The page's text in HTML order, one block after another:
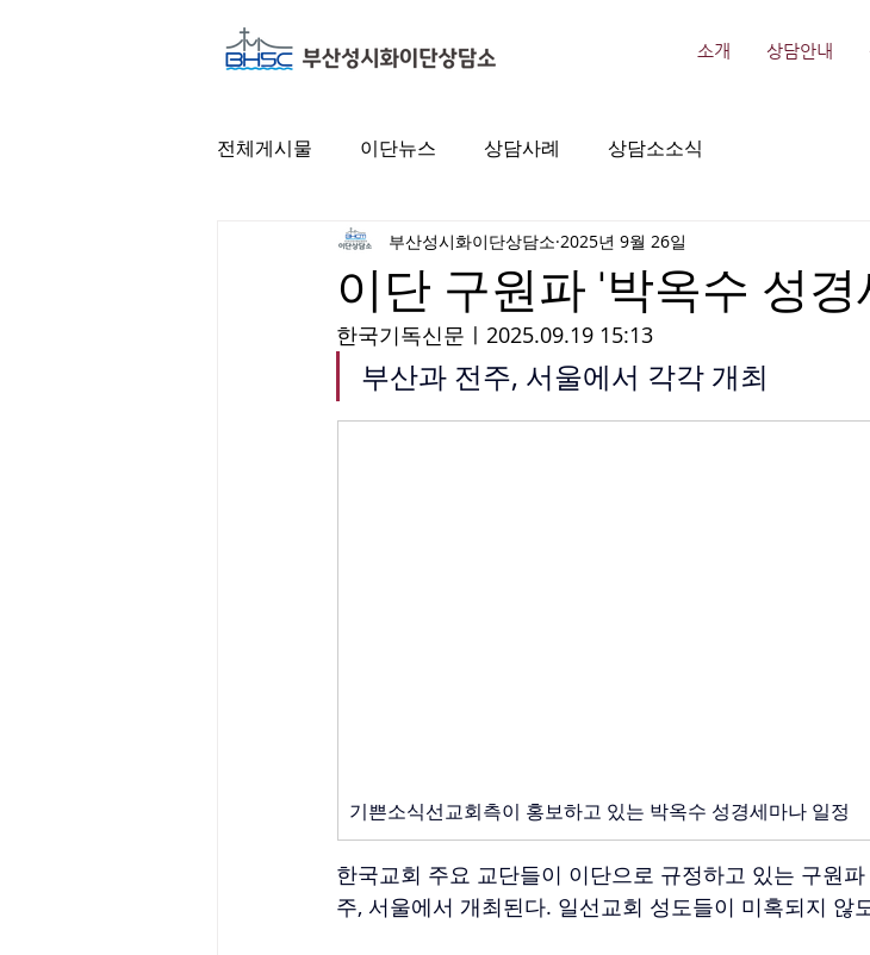
소개 상담안내
전체게시물 이단뉴스 상담사례 상담소소식
이단 구원파 '박옥수 성
부산성시화이단상담소 2025년 9월 26일
한국기독신문ㅣ2025.09.19 15:13
부산과 전주, 서울에서 각각 개최
기쁜소식선교회측이 홍보하고 있는 박옥수 성경세마나 일정
한국교회 주요 교단들이 이단으로 규정하고 있는 구원
주, 서울에서 개최된다. 일선교회 성도들이 미혹되지 않